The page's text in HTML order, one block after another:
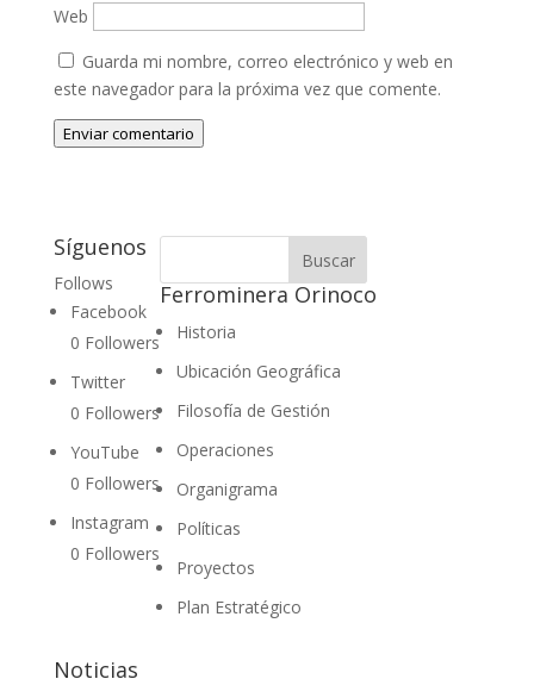
Web
Guarda mi nombre, correo electrónico y web en
este navegador para la próxima vez que comente.
Enviar comentario
Síguenos
Follows
Facebook
0 Followers
Twitter
0 Followers
YouTube
0 Followers
Instagram
0 Followers
Ferrominera Orinoco
Historia
Ubicación Geográfica
Filosofía de Gestión
Operaciones
Organigrama
Políticas
Proyectos
Plan Estratégico
Noticias